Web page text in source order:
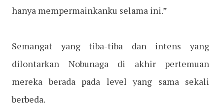
hanya mempermainkanku selama ini.”
Semangat yang tiba-tiba dan intens yang
dilontarkan Nobunaga di akhir pertemuan
mereka berada pada level yang sama sekali
berbeda.